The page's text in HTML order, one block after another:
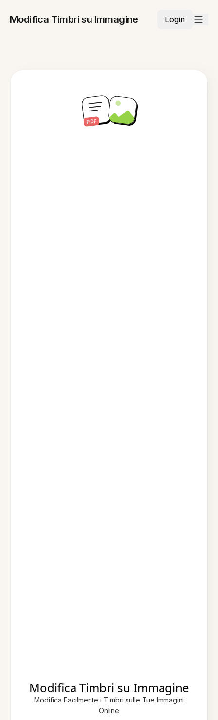
Modifica Timbri su Immagine Login
Modifica Timbri su Immagine
Modifica Facilmente i Timbri sulle Tue Immagini
Online